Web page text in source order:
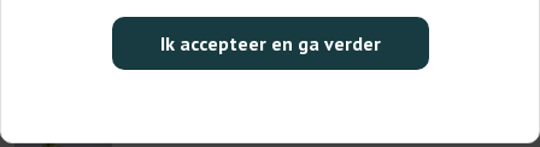
Ik accepteer en ga verder